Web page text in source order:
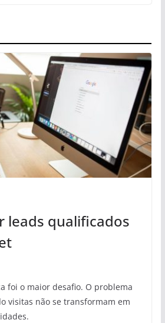
leads qualificados
foi o maior desafio. O problema
visitas não se transformam em